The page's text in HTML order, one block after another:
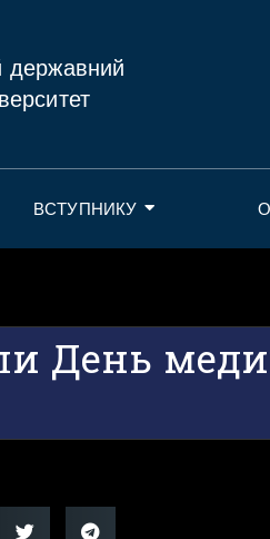
державний
ВСТУПНИКУ
День